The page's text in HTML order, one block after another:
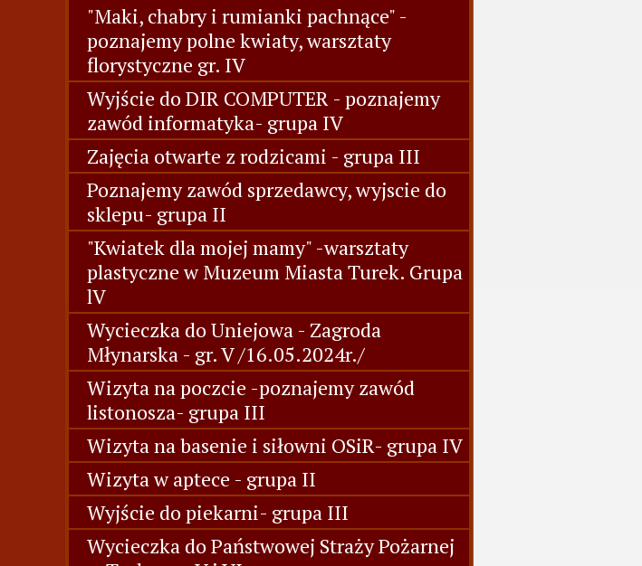
"Maki, chabry i rumianki pachnące" -
poznajemy polne kwiaty, warsztaty
florystyczne gr. IV
Wyjście do DIR COMPUTER - poznajemy
zawód informatyka- grupa IV
Zajęcia otwarte z rodzicami - grupa III
Poznajemy zawód sprzedawcy, wyjscie do
sklepu- grupa II
"Kwiatek dla mojej mamy" -warsztaty
plastyczne w Muzeum Miasta Turek. Grupa
lV
Wycieczka do Uniejowa - Zagroda
Młynarska - gr. V /16.05.2024r./
Wizyta na poczcie -poznajemy zawód
listonosza- grupa III
Wizyta na basenie i siłowni OSiR- grupa IV
Wizyta w aptece - grupa II
Wyjście do piekarni- grupa III
Wycieczka do Państwowej Straży Pożarnej